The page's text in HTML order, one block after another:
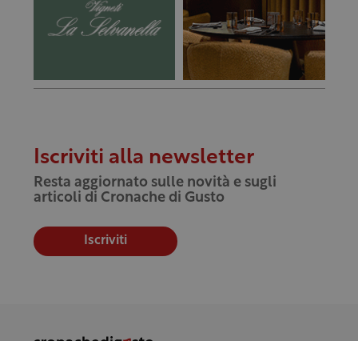
Iscriviti alla newsletter
Resta aggiornato sulle novità e sugli
articoli di Cronache di Gusto
Iscriviti